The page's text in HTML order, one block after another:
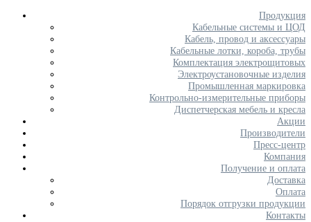
Продукция
Кабельные системы и ЦОД
Кабель, провод и аксессуары
Кабельные лотки, короба, трубы
Комплектация электрощитовых
Электроустановочные изделия
Промышленная маркировка
Контрольно-измерительные приборы
Диспетчерская мебель и кресла
Акции
Производители
Пресс-центр
Компания
Получение и оплата
Доставка
Оплата
Порядок отгрузки продукции
Контакты